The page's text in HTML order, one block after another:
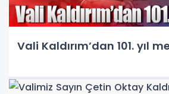
Vali Kaldırım’dan 101. yıl